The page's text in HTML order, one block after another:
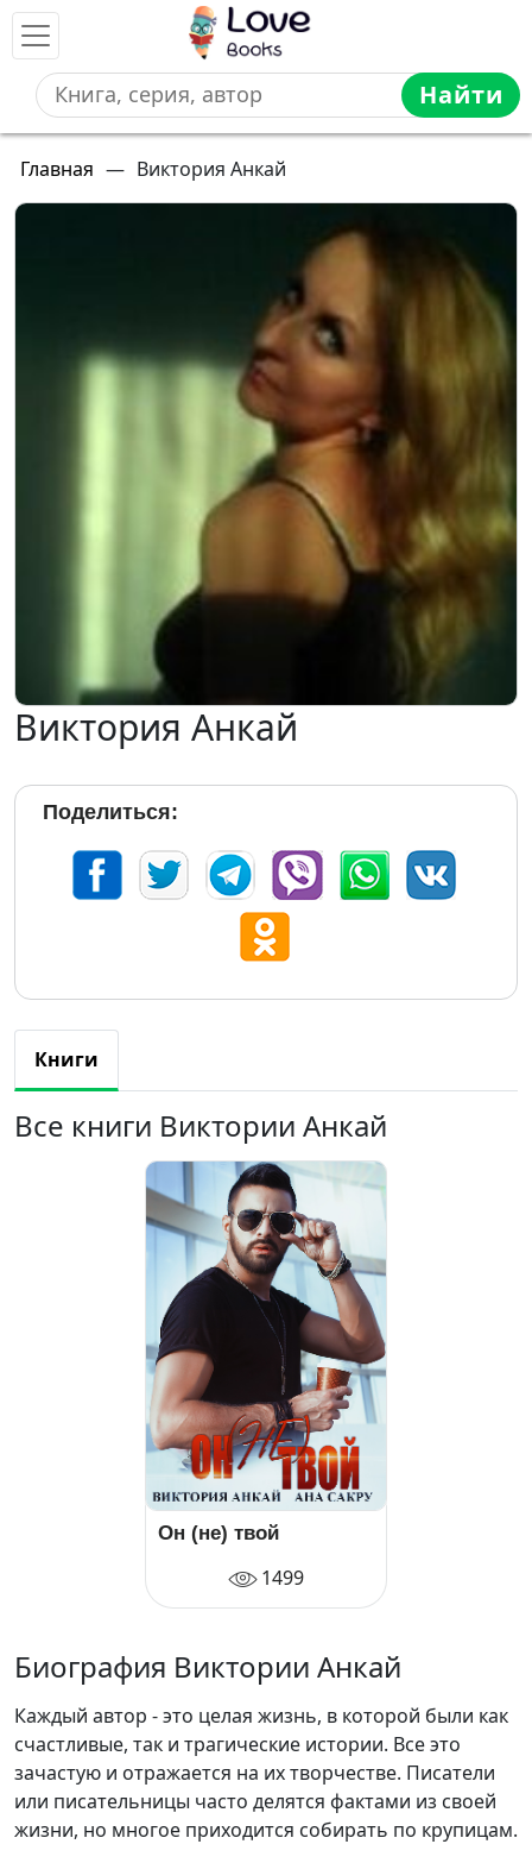
Найти
Главная — Виктория Анкай
Виктория Анкай
Поделиться:
Книги
Все книги Виктории Анкай
Он (не) твой
1499
Биография Виктории Анкай
Каждый автор - это целая жизнь, в которой были как
счастливые, так и трагические истории. Все это
зачастую и отражается на их творчестве. Писатели
или писательницы часто делятся фактами из своей
жизни, но многое приходится собирать по крупицам.